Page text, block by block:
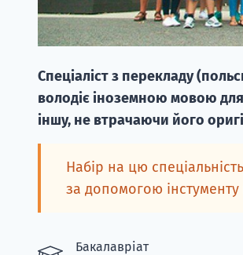
Спеціаліст з перекладу
володіє іноземною мовою
іншу, не втрачаючи його
Набір на цю
за допомогою інстументу
Бакалавріат